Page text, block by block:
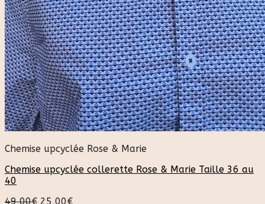
Chemise upcyclée Rose & Marie
Chemise upcyclée collerette Rose & Marie Taille 36 au
40
49,00€ 25,00€